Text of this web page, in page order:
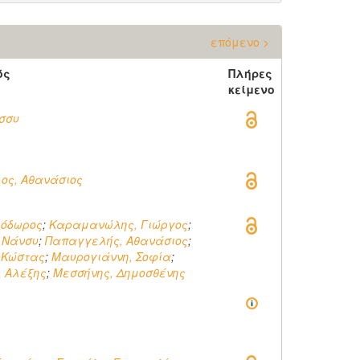
επόμενο >
Πλήρες
κείμενο
Αθανάσιος
; Καραμανώλης, Γιώργος;
Νάνσυ;Παπαγγελής, Αθανάσιος;
; Μαυρογιάννη, Σοφία;
; Μεσσήνης, Δημοσθένης